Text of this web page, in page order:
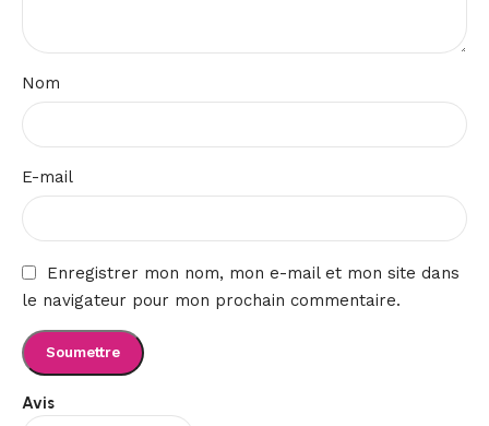
Avis
Nom
E-mail
Enregistrer mon nom, mon e-mail et mon site dans
le navigateur pour mon prochain commentaire.